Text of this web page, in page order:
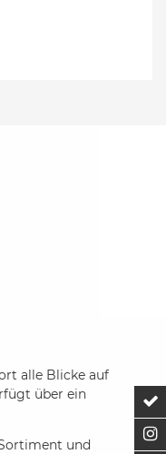
alle Blicke auf
über ein
und